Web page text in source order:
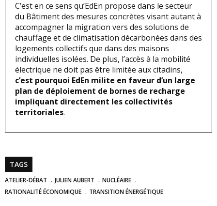
C’est en ce sens qu’EdEn propose dans le secteur
du Bâtiment des mesures concrètes visant autant à
accompagner la migration vers des solutions de
chauffage et de climatisation décarbonées dans des
logements collectifs que dans des maisons
individuelles isolées. De plus, l’accès à la mobilité
électrique ne doit pas être limitée aux citadins,
c’est pourquoi EdEn milite en faveur d’un large
plan de déploiement de bornes de recharge
impliquant directement les collectivités
territoriales.
TAGS
ATELIER-DÉBAT JULIEN AUBERT
NUCLÉAIRE
RATIONALITÉ ÉCONOMIQUE
TRANSITION ÉNERGÉTIQUE